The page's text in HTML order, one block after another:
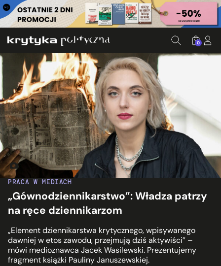
0
PRACA W MEDIACH
„Gównodziennikarstwo”: Władza patrzy
na ręce dziennikarzom
„Element dziennikarstwa krytycznego, wpisywanego
dawniej w etos zawodu, przejmują dziś aktywiści” –
mówi medioznawca Jacek Wasilewski. Prezentujemy
fragment książki Pauliny Januszewskiej.
Paulina Januszewska. Fot. Nijwam Swargiary, Jaku b